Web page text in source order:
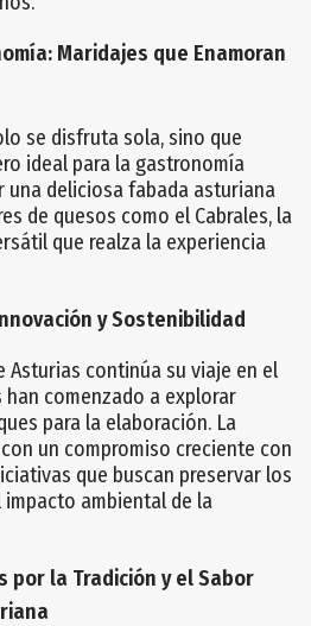
Maridajes que Enamoran
se disfruta sola, sino que
ideal para la gastronomía
una deliciosa fabada asturiana
de quesos como el Cabrales, la
que realza la experiencia
y Sostenibilidad
Asturias continúa su viaje en el
comenzado a explorar
para la elaboración. La
un compromiso creciente con
que buscan preservar los
impacto ambiental de la
por la Tradición y el Sabor